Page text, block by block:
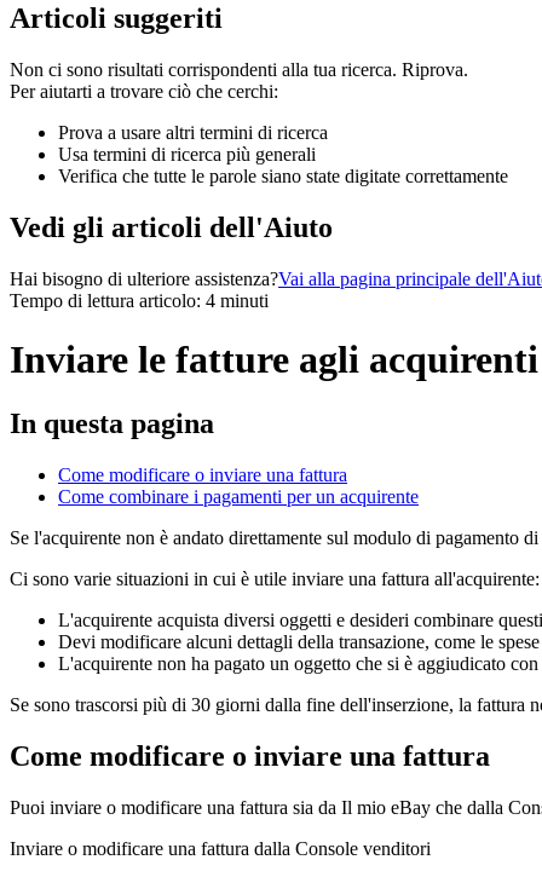
Articoli suggeriti
Non ci sono risultati corrispondenti alla tua ricerca. Riprova.
Per aiutarti a trovare ciò che cerchi:
Prova a usare altri termini di ricerca
Usa termini di ricerca più generali
Verifica che tutte le parole siano state digitate correttamente
Vedi gli articoli dell'Aiuto
Hai bisogno di ulteriore assistenza?Vai alla pagina principale
Tempo di lettura articolo: 4 minuti
Inviare le fatture agli acquirenti
In questa pagina
Come modificare o inviare una fattura
Come combinare i pagamenti per un acquirente
Se l'acquirente non è andato direttamente sul modulo di pagamento
Ci sono varie situazioni in cui è utile inviare una fattura all'acquirente:
L'acquirente acquista diversi oggetti e desideri combinare
Devi modificare alcuni dettagli della transazione, come le
L'acquirente non ha pagato un oggetto che si è aggiudicato
Se sono trascorsi più di 30 giorni dalla fine dell'inserzione, la fattura
Come modificare o inviare una fattura
Puoi inviare o modificare una fattura sia da Il mio eBay che dalla
Inviare o modificare una fattura dalla Console venditori